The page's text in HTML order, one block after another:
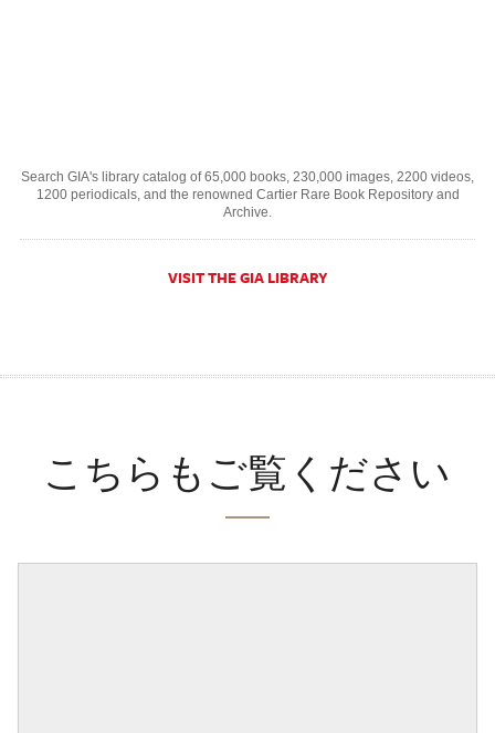
Search GIA's library catalog of 65,000 books, 230,000 images, 2200 videos,
1200 periodicals, and the renowned Cartier Rare Book Repository and
Archive.
VISIT THE GIA LIBRARY
こちらもご覧ください